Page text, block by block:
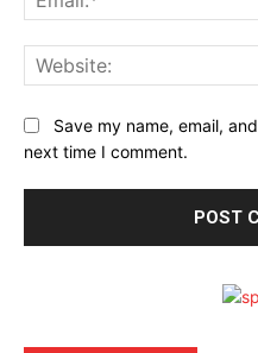
Save my name, email,
next time I comment.